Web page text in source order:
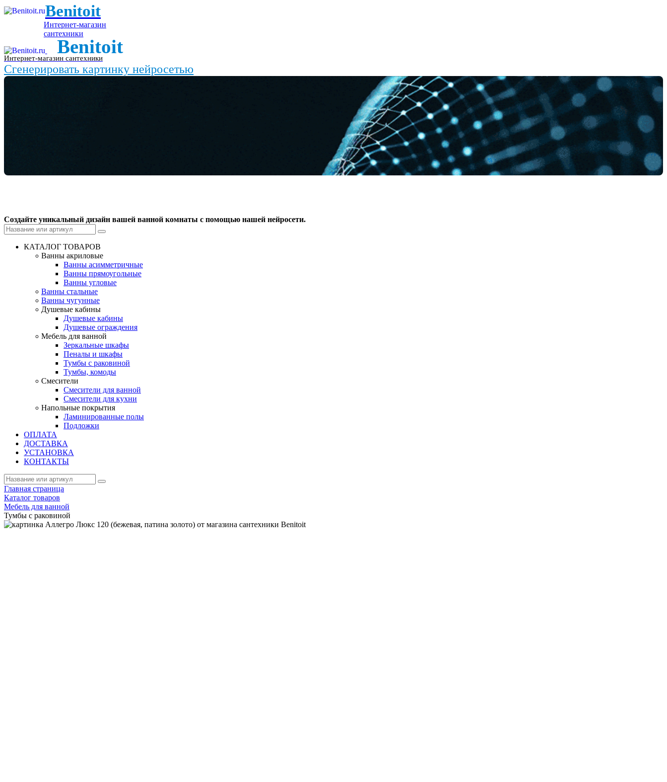
Benitoit
Интернет-магазин
сантехники
Benitoit
Интернет-магазин сантехники
Сгенерировать картинку нейросетью
Создайте уникальный дизайн вашей ванной комнаты с помощью нашей нейросети.
КАТАЛОГ ТОВАРОВ
Ванны акриловые
Ванны асимметричные
Ванны прямоугольные
Ванны угловые
Ванны стальные
Ванны чугунные
Душевые кабины
Душевые кабины
Душевые ограждения
Мебель для ванной
Зеркальные шкафы
Пеналы и шкафы
Тумбы с раковиной
Тумбы, комоды
Смесители
Смесители для ванной
Смесители для кухни
Напольные покрытия
Ламинированные полы
Подложки
ОПЛАТА
ДОСТАВКА
УСТАНОВКА
КОНТАКТЫ
Главная страница
Каталог товаров
Мебель для ванной
Тумбы с раковиной